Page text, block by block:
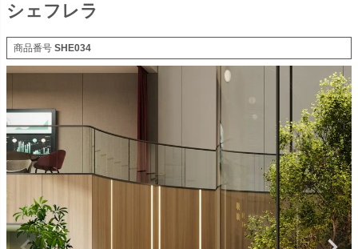
シェフレラ
商品番号 SHE034